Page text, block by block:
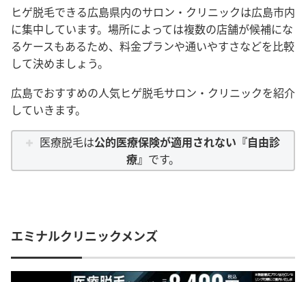
ヒゲ脱毛できる広島県内のサロン・クリニックは広島市内
に集中しています。場所によっては複数の店舗が候補にな
るケースもあるため、料金プランや通いやすさなどを比較
して決めましょう。
広島でおすすめの人気ヒゲ脱毛サロン・クリニックを紹介
していきます。
医療脱毛は公的医療保険が適用されない『自由診
療』 です。
エミナルクリニックメンズ